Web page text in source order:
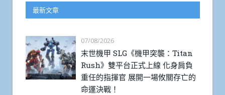
最新文章
07/08/2026
末世機甲 SLG《機甲突襲：Titan
Rush》雙平台正式上線 化身肩負
重任的指揮官 展開一場攸關存亡的
命運決戰！